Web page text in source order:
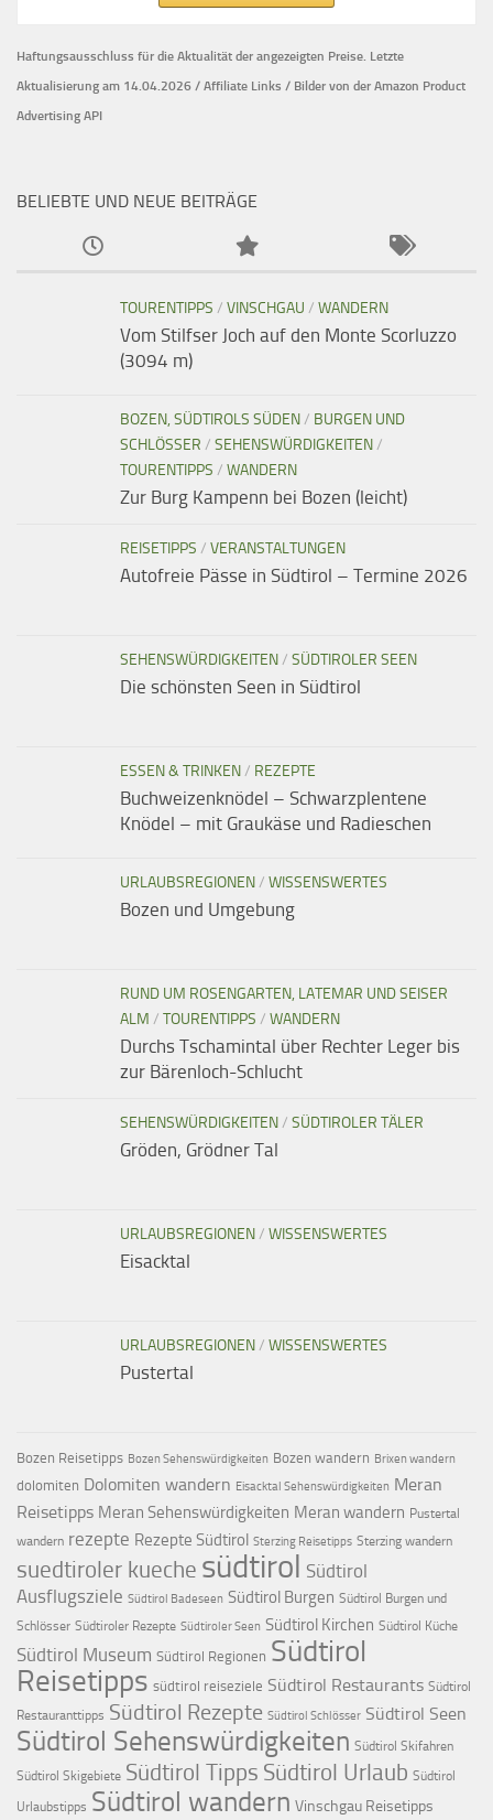
Haftungsausschluss für die Aktualität der angezeigten Preise. Letzte
Aktualisierung am 14.04.2026 / Affiliate Links / Bilder von der Amazon Product
Advertising API
BELIEBTE UND NEUE BEITRÄGE
TOURENTIPPS / VINSCHGAU / WANDERN
Vom Stilfser Joch auf den Monte Scorluzzo
(3094 m)
BOZEN, SÜDTIROLS SÜDEN/ BURGEN UND
SCHLÖSSER / SEHENSWÜRDIGKEITEN/
TOURENTIPPS / WANDERN
Zur Burg Kampenn bei Bozen (leicht)
REISETIPPS / VERANSTALTUNGEN
Autofreie Pässe in Südtirol – Termine 2026
SEHENSWÜRDIGKEITEN/ SÜDTIROLER SEEN
Die schönsten Seen in Südtirol
ESSEN & TRINKEN/ REZEPTE
Buchweizenknödel – Schwarzplentene
Knödel – mit Graukäse und Radieschen
URLAUBSREGIONEN/ WISSENSWERTES
Bozen und Umgebung
RUND UM ROSENGARTEN, LATEMAR UND SEISER
ALM / TOURENTIPPS / WANDERN
Durchs Tschamintal über Rechter Leger bis
zur Bärenloch-Schlucht
SEHENSWÜRDIGKEITEN/ SÜDTIROLER TÄLER
Gröden, Grödner Tal
URLAUBSREGIONEN/ WISSENSWERTES
Eisacktal
URLAUBSREGIONEN/ WISSENSWERTES
Pustertal
Bozen Reisetipps Bozen Sehenswürdigkeiten Bozen wandern Brixen wandern
dolomiten Dolomiten wandern Eisacktal Sehenswürdigkeiten Meran
Reisetipps Meran Sehenswürdigkeiten Meran wandern Pustertal
wandern rezepte Rezepte Südtirol Sterzing Reisetipps Sterzing wandern
suedtiroler kueche südtirol Südtirol
Ausflugsziele Südtirol Badeseen Südtirol Burgen Südtirol Burgen und
Schlösser Südtiroler Rezepte Südtiroler Seen Südtirol Kirchen Südtirol Küche
Südtirol Museum Südtirol Regionen Südtirol
Reisetipps südtirol reiseziele Südtirol Restaurants Südtirol
Restauranttipps Südtirol Rezepte Südtirol Schlösser Südtirol Seen
Südtirol Sehenswürdigkeiten Südtirol Skifahren
Südtirol Skigebiete Südtirol Tipps Südtirol Urlaub Südtirol
Urlaubstipps Südtirol wandern Vinschgau Reisetipps